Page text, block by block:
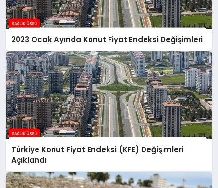
2023 Ocak Ayında Konut Fiyat Endeksi Değişimleri
Türkiye Konut Fiyat Endeksi (KFE) Değişimleri
Açıklandı